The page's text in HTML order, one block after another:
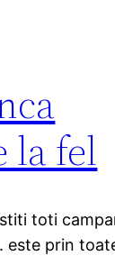
la fel
toti
este prin